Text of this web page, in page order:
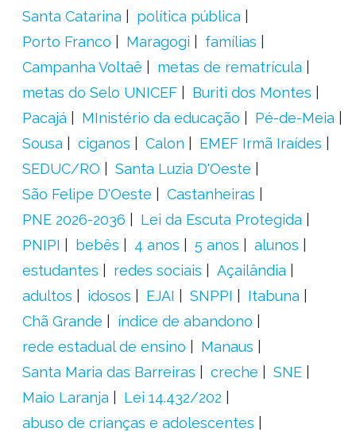
Santa Catarina
política pública
Porto Franco
Maragogi
famílias
Campanha Voltaê
metas de rematrícula
metas do Selo UNICEF
Buriti dos Montes
Pacajá
MInistério da educação
Pé-de-Meia
Sousa
ciganos Calon
EMEF Irmã Iraídes
SEDUC/RO
Santa Luzia D'Oeste
São Felipe D'Oeste
Castanheiras
PNE 2026-2036
Lei da Escuta Protegida
PNIPI
bebês 4 anos 5 anos
alunos
estudantes
redes sociais
Açailândia
adultos
idosos EJAI SNPPI
Itabuna
Chã Grande
índice de abandono
rede estadual de ensino
Manaus
Santa Maria das Barreiras
creche
SNE
Maio Laranja
Lei 14.432/202
abuso de crianças e adolescentes